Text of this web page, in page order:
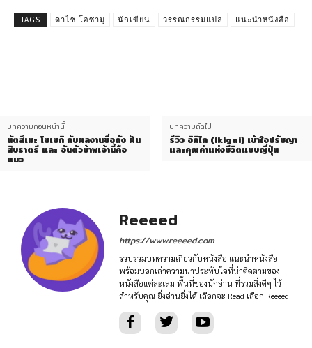
TAGS ดาไซ โอซามุ นักเขียน วรรณกรรมแปล แนะนำหนังสือ
บทความก่อนหน้านี้
นัตสึเมะ โซเซกิ กับผลงานชื่อดัง ฝัน
สิบราตรี และ อันตัวข้าพเจ้านี้คือ
แมว
บทความถัดไป
รีวิว อิคิไก (Ikigai) เข้าใจปรัชญา
และคุณค่าแห่งชีวิตแบบญี่ปุ่น
Reeeed
https://www.reeeed.com
รวบรวมบทความเกี่ยวกับหนังสือ แนะนำหนังสือ
พร้อมบอกเล่าความน่าประทับใจที่น่าติดตามของ
หนังสือแต่ละเล่ม พื้นที่ของนักอ่าน ที่รวมสิ่งดีๆ ไว้
สำหรับคุณ ยิ่งอ่านยิ่งได้ เลือกจะ Read เลือก Reeeed